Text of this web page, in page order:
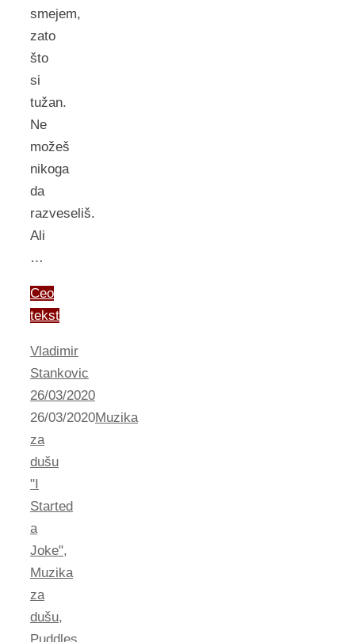
smejem,
zato
što
si
tužan.
Ne
možeš
nikoga
da
razveseliš.
Ali
…
Ceo
tekst
Vladimir
Stankovic
26/03/2020
26/03/2020Muzika
za
dušu
"I
Started
a
Joke",
Muzika
za
dušu,